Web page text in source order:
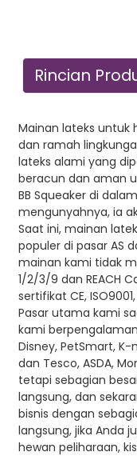
Rincian
Mainan lateks untuk
dan ramah
lateks alami yang
beracun dan aman
BB Squeaker di
mengunyahnya, ia
Saat ini, mainan
populer di pasar AS
mainan kami tidak
1/2/3/9 dan REACH
sertifikat CE,
Pasar utama kami
kami
Disney, PetSmart, K-
dan Tesco, ASDA,
tetapi sebagian
langsung, dan
bisnis dengan
langsung, jika Anda
hewan peliharaan,